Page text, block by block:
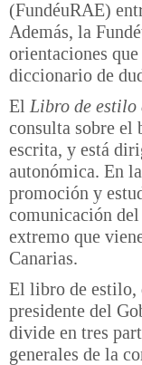
(FundéuRAE)
Además, la
orientaciones
diccionario de
El Libro de estilo
consulta sobre el
escrita, y está
autonómica. En
promoción y
comunicación
extremo que
Canarias.
El libro de estilo,
presidente del
divide en tres
generales de la